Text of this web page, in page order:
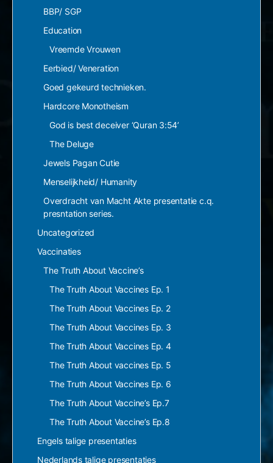
BBP/ SGP
Education
Vreemde Vrouwen
Eerbied/ Veneration
Goed gekeurd technieken.
Hardcore Monotheism
God is best deceiver ‘Quran 3:54’
The Deluge
Jewels Pagan Cutie
Menselijkheid/ Humanity
Overdracht van Macht Akte presentatie c.q.
presntation series.
Uncategorized
Vaccinaties
The Truth About Vaccine’s
The Truth About Vaccines Ep. 1
The Truth About Vaccines Ep. 2
The Truth About Vaccines Ep. 3
The Truth About Vaccines Ep. 4
The Truth About vaccines Ep. 5
The Truth About Vaccines Ep. 6
The Truth About Vaccine’s Ep.7
The Truth About Vaccine’s Ep.8
Engels talige presentaties
Nederlands talige presentaties